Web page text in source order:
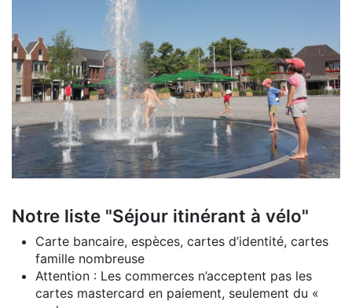
Notre liste "Séjour itinérant à vélo"
Carte bancaire, espèces, cartes d’identité, cartes
famille nombreuse
Attention : Les commerces n’acceptent pas les
cartes mastercard en paiement, seulement du «